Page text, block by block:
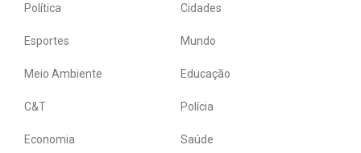
Política Cidades
Esportes Mundo
Meio Ambiente Educação
C&T Polícia
Economia Saúde